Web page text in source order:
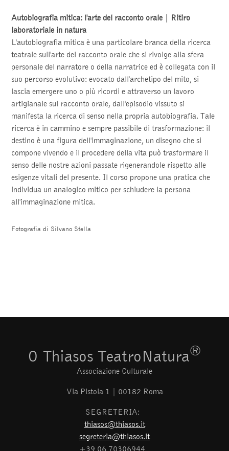
Autobiografia mitica: l'arte del racconto orale | Ritiro
laboratoriale in natura
L'autobiografia mitica è una particolare branca della ricerca
teatrale sull'arte del racconto orale che si rivolge alla sfera
personale del narratore o della narratrice ed è collegata con il
suo percorso evolutivo: evocato dall'archetipo del mito, si
lascia emergere uno o più ricordi e attraverso un lavoro
artigianale sul racconto orale, dall'episodio vissuto si
manifesta la ricerca di senso nella propria autobiografia. Tale
ricerca è in cammino e sempre passibile di trasformazione: il
destino è una figura dell'immaginazione, un disegno che si
compone vivendo e il procedere della vita può trasformare il
senso delle nostre azioni passate rigenerandole rispetto alle
esigenze vitali del presente. Il corso propone una pratica che
individua un analogico mitico per schiudere la persona
all'immaginazione mitica.
Fotografia di Silvano Stella
O Thiasos TeatroNatura®
Associazione Culturale
Via Pistoia 1 | 00182 Roma
SEGRETERIA:
thiasos@thiasos.it
segreteria@thiasos.it
+39 06 70306944